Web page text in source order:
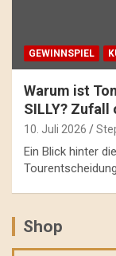
GEWINNSPIEL
Warum ist
SILLY?
10. Juli 2026
Ein Blick hinter
Shop